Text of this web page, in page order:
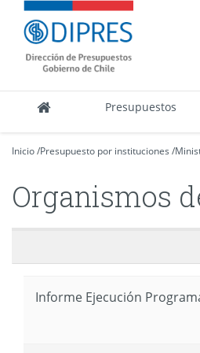
Contenido
principalDIPRES
-
Dirección
de
Presupuestos
Inicio/Presupuesto por instituciones /
Organismos
Informe Ejecución